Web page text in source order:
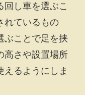
し車を選ぶこ
れているもの
ぶことで足を挟
高さや設置場所
えるようにしま